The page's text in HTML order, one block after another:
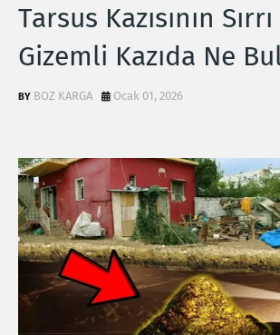
Tarsus Kazısının
Gizemli Kazıda Ne
BOZ KARGA Ocak 01, 2026